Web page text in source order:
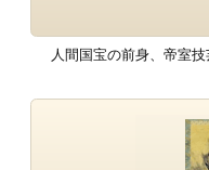
人間国宝の前身、帝室